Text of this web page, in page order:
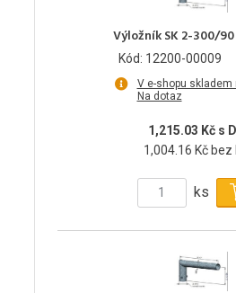
Výložník SK 2-300/
Kód: 12200-00009
V e-shopu skladem
Na dotaz
1,215.03 Kč s
1,004.16 Kč bez
ks